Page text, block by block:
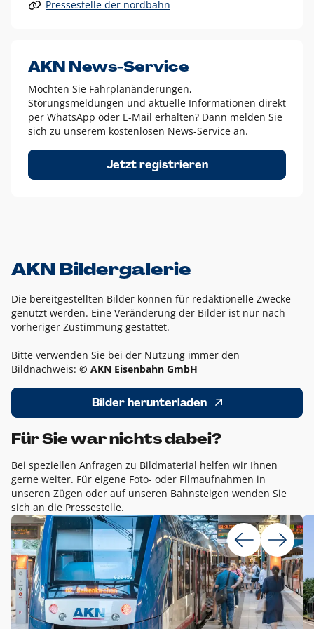
Alle anderen Logo-Varianten dürfen nur in Ausnahmefällen
Diese Ausnahmen sind zum Beispiel:
dem AKN Blau,
weißes Logo auf Fotohintergründen,
schwarzes Logo für reine Schwarz-Weiß-Umsetzungen
Um das Logo herum muss ein Schutzraum von jeweils einer
Höhe bzw. Breite des N aus AKN in alle Richtungen
Pressestelle der nordbahn
AKN News-Service
Möchten Sie Fahrplanänderungen,
Störungsmeldungen und aktuelle Informationen direkt
per WhatsApp oder E-Mail erhalten? Dann melden Sie
sich zu unserem kostenlosen News-Service an.
Jetzt registrieren
AKN Bildergalerie
Die bereitgestellten Bilder können für redaktionelle Zwecke
genutzt werden. Eine Veränderung der Bilder ist nur nach
vorheriger Zustimmung gestattet.
Bitte verwenden Sie bei der Nutzung immer den
Bildnachweis: © AKN Eisenbahn GmbH
Bilder herunterladen
Für Sie war nichts dabei?
Bei speziellen Anfragen zu Bildmaterial helfen wir Ihnen
gerne weiter. Für eigene Foto- oder Filmaufnahmen in
unseren Zügen oder auf unseren Bahnsteigen wenden Sie
sich an die Pressestelle.